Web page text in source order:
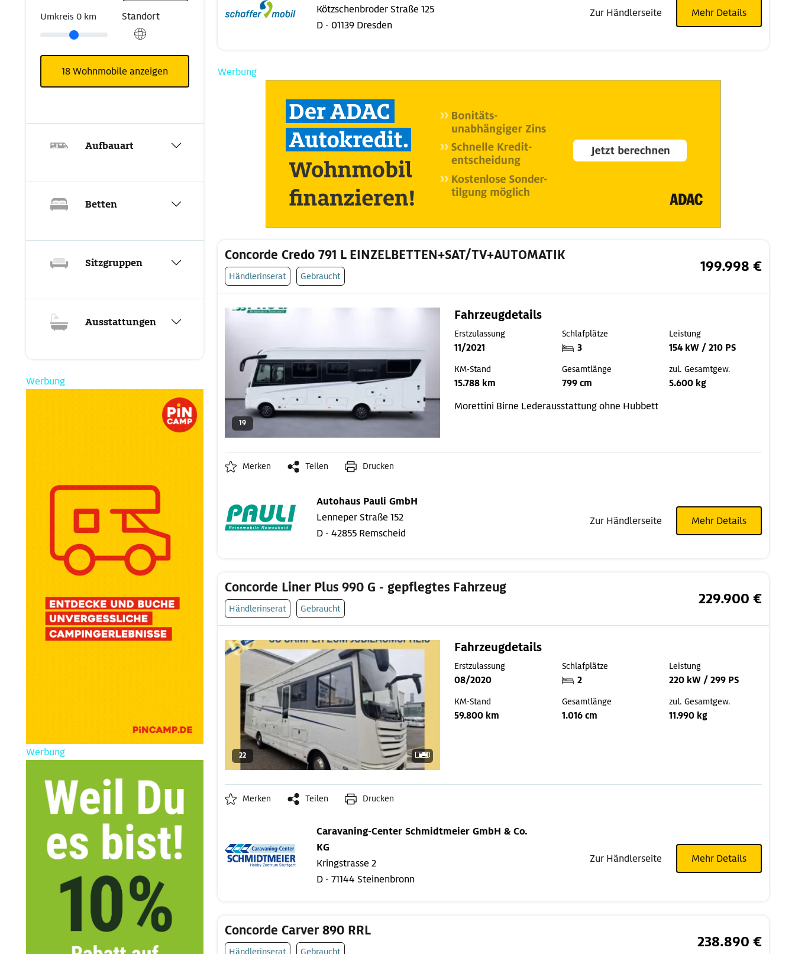
Kötzschenbroder Straße 125
D - 01139 Dresden
Zur Händlerseite Mehr Details
Werbung
Concorde Credo 791 L EINZELBETTEN+SAT/TV+AUTOMATIK
Händlerinserat Gebraucht
199.998 €
19
Fahrzeugdetails
Erstzulassung
11/2021
Schlafplätze
3
Leistung
154 kW / 210 PS
KM-Stand
15.788 km
Gesamtlänge
799 cm
zul. Gesamtgew.
5.600 kg
Morettini Birne Lederausstattung ohne Hubbett
Merken Teilen Drucken
Autohaus Pauli GmbH
Lenneper Straße 152
D - 42855 Remscheid
Zur Händlerseite Mehr Details
Concorde Liner Plus 990 G - gepflegtes Fahrzeug
Händlerinserat Gebraucht
229.900 €
22
Fahrzeugdetails
Erstzulassung
08/2020
Schlafplätze
2
Leistung
220 kW / 299 PS
KM-Stand
59.800 km
Gesamtlänge
1.016 cm
zul. Gesamtgew.
11.990 kg
Merken Teilen Drucken
Caravaning-Center Schmidtmeier GmbH & Co.
KG
Kringstrasse 2
D - 71144 Steinenbronn
Zur Händlerseite Mehr Details
Concorde Carver 890 RRL
Händlerinserat Gebraucht
238.890 €
Umkreis 0 km Standort
18Wohnmobile anzeigen
Aufbauart
Betten
Sitzgruppen
Ausstattungen
Werbung
Werbung